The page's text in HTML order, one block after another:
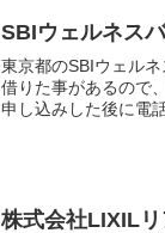
SBIウェルネス
東京都のSBIウェル
借りた事があるので
申し込みした後に電
株式会社LIXIL